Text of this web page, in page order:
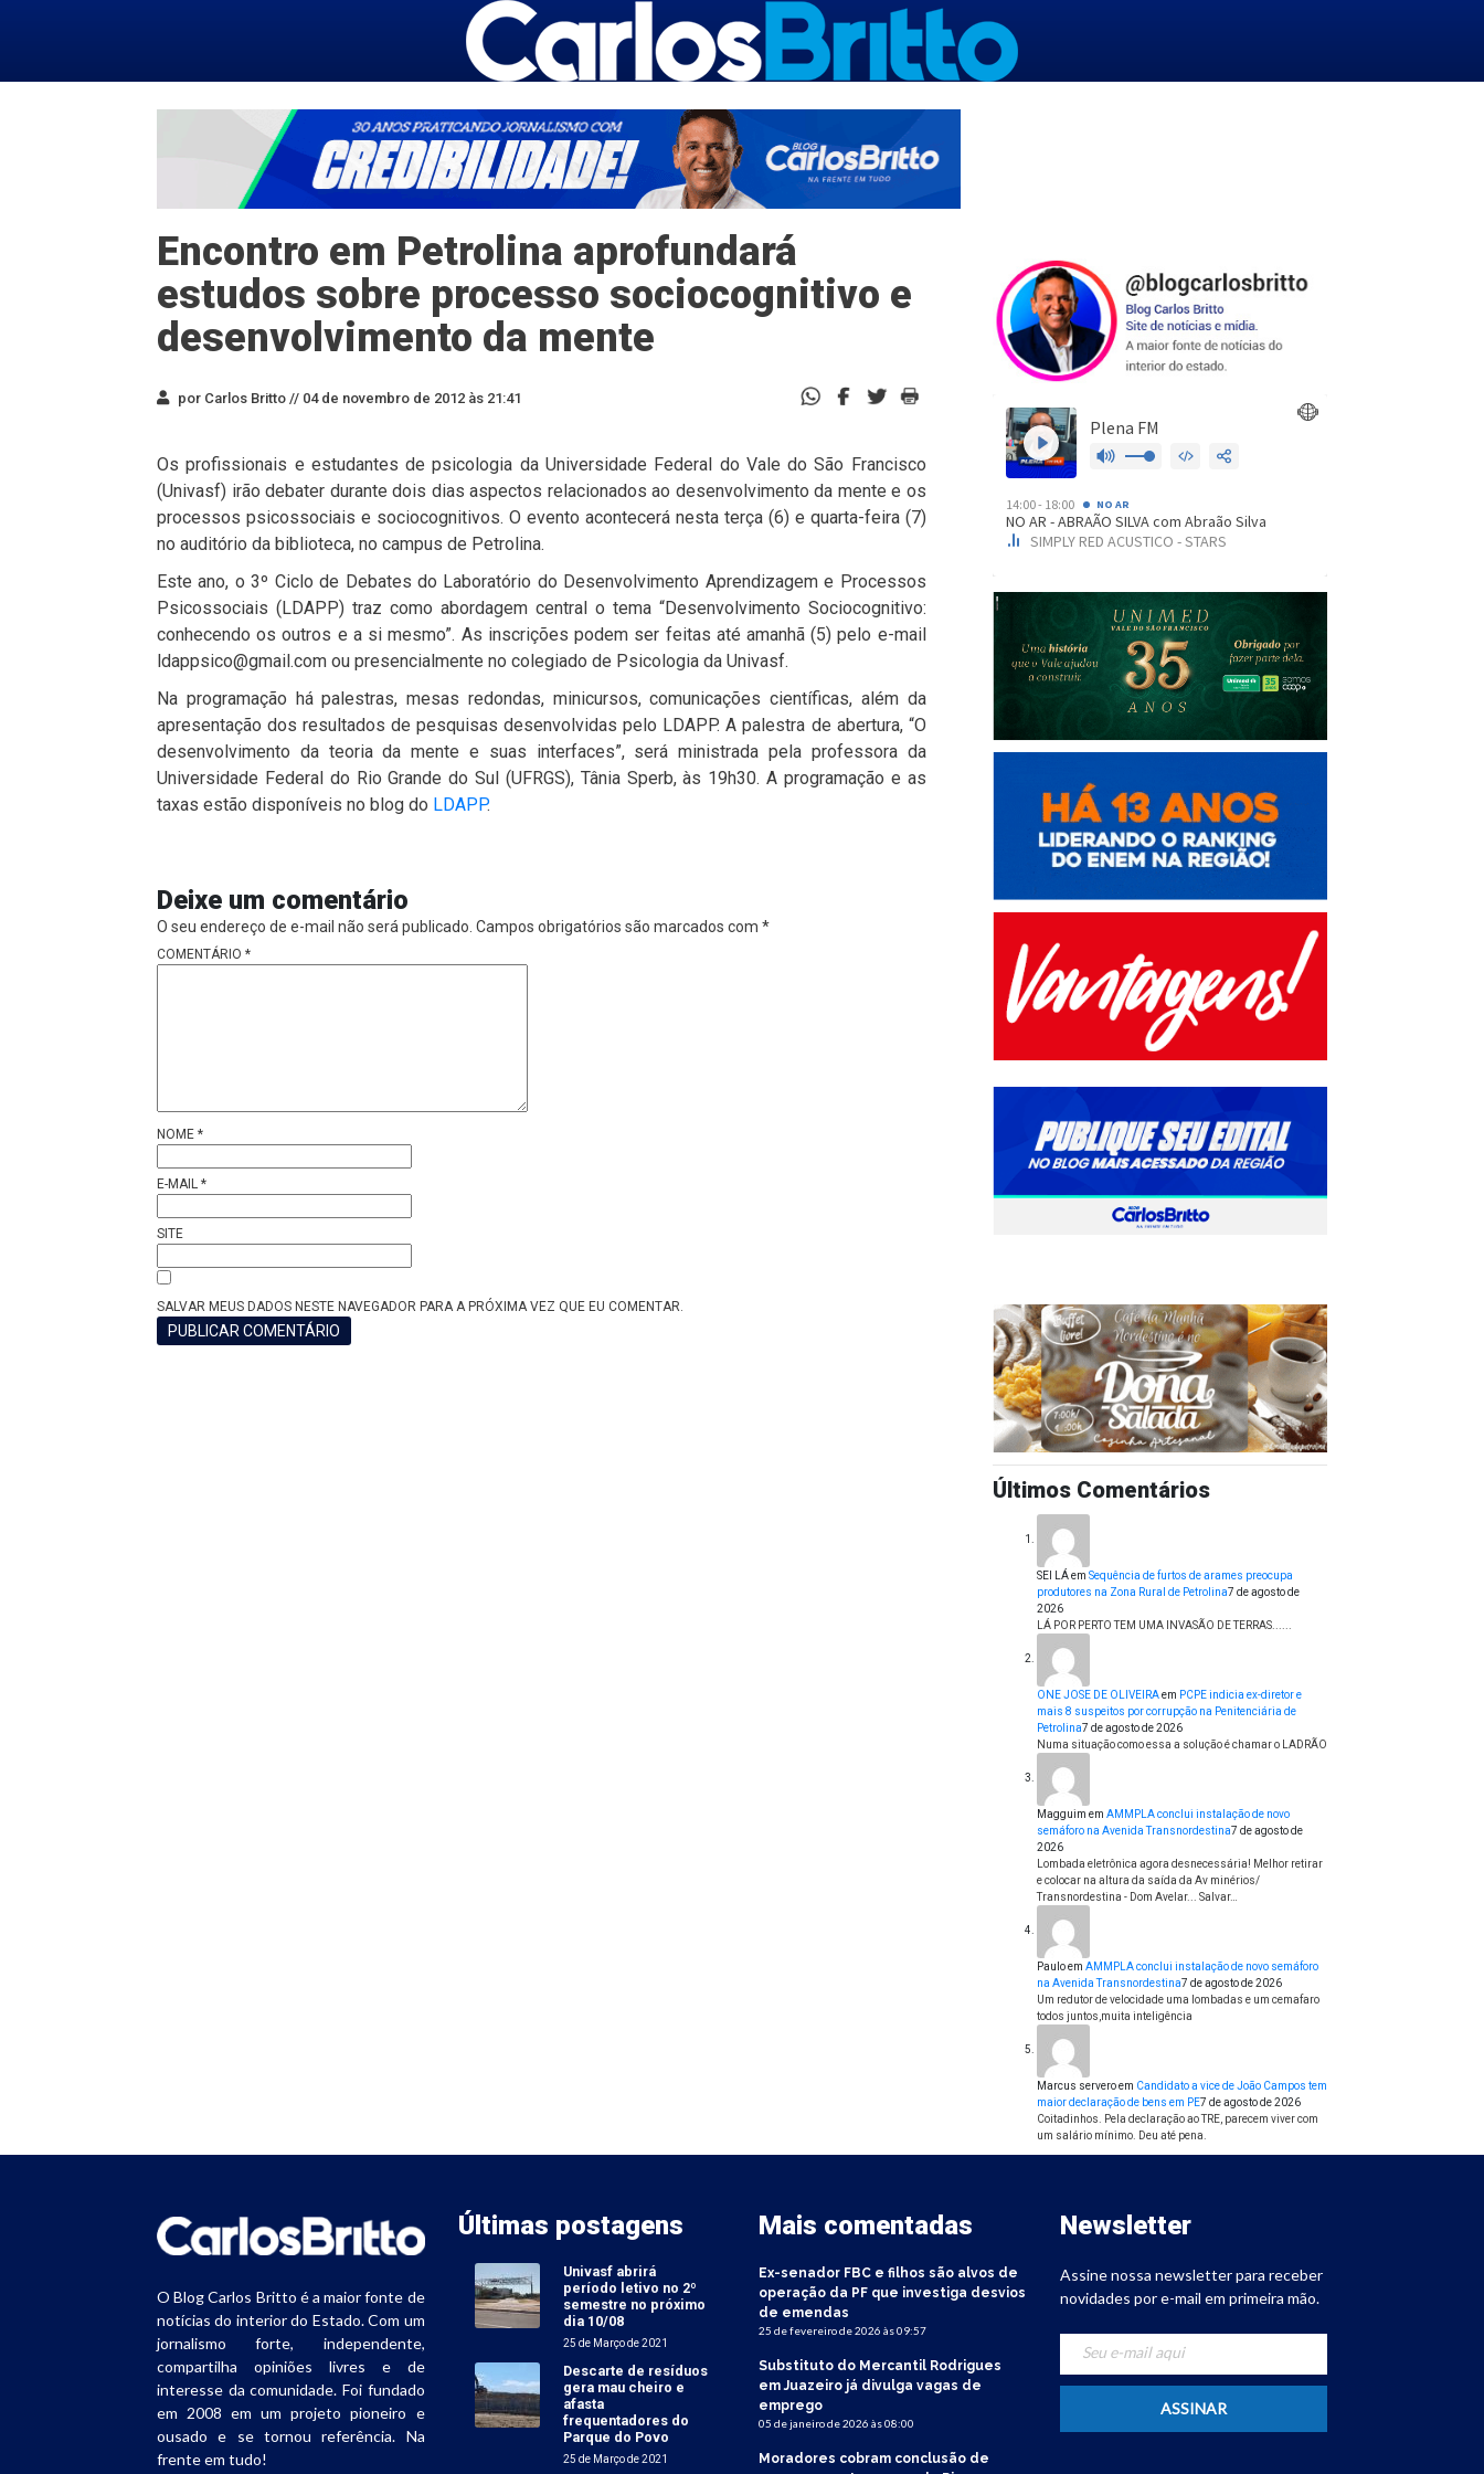
Encontro em Petrolina aprofundará
estudos sobre processo sociocognitivo e
desenvolvimento da mente
por Carlos Britto // 04 de novembro de 2012 às 21:41
Os profissionais e estudantes de psicologia da Universidade Federal do Vale do São Francisco
(Univasf) irão debater durante dois dias aspectos relacionados ao desenvolvimento da mente e os
processos psicossociais e sociocognitivos. O evento acontecerá nesta terça (6) e quarta-feira (7)
no auditório da biblioteca, no campus de Petrolina.
Este ano, o 3º Ciclo de Debates do Laboratório do Desenvolvimento Aprendizagem e Processos
Psicossociais (LDAPP) traz como abordagem central o tema “Desenvolvimento Sociocognitivo:
conhecendo os outros e a si mesmo”. As inscrições podem ser feitas até amanhã (5) pelo e-mail
ldappsico@gmail.com ou presencialmente no colegiado de Psicologia da Univasf.
Na programação há palestras, mesas redondas, minicursos, comunicações científicas, além da
apresentação dos resultados de pesquisas desenvolvidas pelo LDAPP. A palestra de abertura, “O
desenvolvimento da teoria da mente e suas interfaces”, será ministrada pela professora da
Universidade Federal do Rio Grande do Sul (UFRGS), Tânia Sperb, às 19h30. A programação e as
taxas estão disponíveis no blog do LDAPP.
Deixe um comentário
O seu endereço de e-mail não será publicado. Campos obrigatórios são marcados com *
COMENTÁRIO *
NOME *
E-MAIL *
SITE
SALVAR MEUS DADOS NESTE NAVEGADOR PARA A PRÓXIMA VEZ QUE EU COMENTAR.
Últimos Comentários
SEI LÁem Sequência de furtos de arames preocupa
produtores na Zona Rural de Petrolina7 de agosto de
2026
LÁ POR PERTO TEM UMA INVASÃO DE TERRAS......
ONE JOSE DE OLIVEIRAem PCPE indicia ex-diretor e
mais 8 suspeitos por corrupção na Penitenciária de
Petrolina7 de agosto de 2026
Numa situação como essa a solução é chamar o LADRÃO
Magguim em AMMPLA conclui instalação de novo
semáforo na Avenida Transnordestina7 de agosto de
2026
Lombada eletrônica agora desnecessária! Melhor retirar
e colocar na altura da saída da Av minérios/
Transnordestina - Dom Avelar... Salvar…
Pauloem AMMPLA conclui instalação de novo semáforo
na Avenida Transnordestina7 de agosto de 2026
Um redutor de velocidade uma lombadas e um cemafaro
todos juntos,muita inteligência
Marcus serveroem Candidato a vice de João Campos tem
maior declaração de bens em PE7 de agosto de 2026
Coitadinhos. Pela declaração ao TRE, parecem viver com
um salário mínimo. Deu até pena.
O Blog Carlos Britto é a maior fonte de
notícias do interior do Estado. Com um
jornalismo forte, independente,
compartilha opiniões livres e de
interesse da comunidade. Foi fundado
em 2008 em um projeto pioneiro e
ousado e se tornou referência. Na
frente em tudo!
Últimas postagens
Univasf abrirá
período letivo no 2º
semestre no próximo
dia 10/08
25 de Março de 2021
Descarte de resíduos
gera mau cheiro e
afasta
frequentadores do
Parque do Povo
25 de Março de 2021
Mais comentadas
Ex-senador FBC e filhos são alvos de
operação da PF que investiga desvios
de emendas
25 de fevereiro de 2026 às 09:57
Substituto do Mercantil Rodrigues
em Juazeiro já divulga vagas de
emprego
05 de janeiro de 2026 às 08:00
Moradores cobram conclusão de
Newsletter
Assine nossa newsletter para receber
novidades por e-mail em primeira mão.